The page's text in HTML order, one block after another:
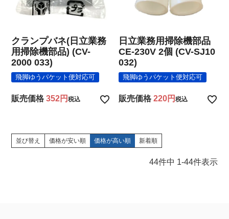
クランプバネ(日立業務
用掃除機部品) (CV-
2000 033)
飛脚ゆうパケット便対応可
販売価格 352 税込
日立業務用掃除機部品
CE-230V 2個 (CV-SJ10
032)
飛脚ゆうパケット便対応可
販売価格 220 税込
並び替え 価格が安い順 価格が高い順 新着順
44件中 1-44件表示